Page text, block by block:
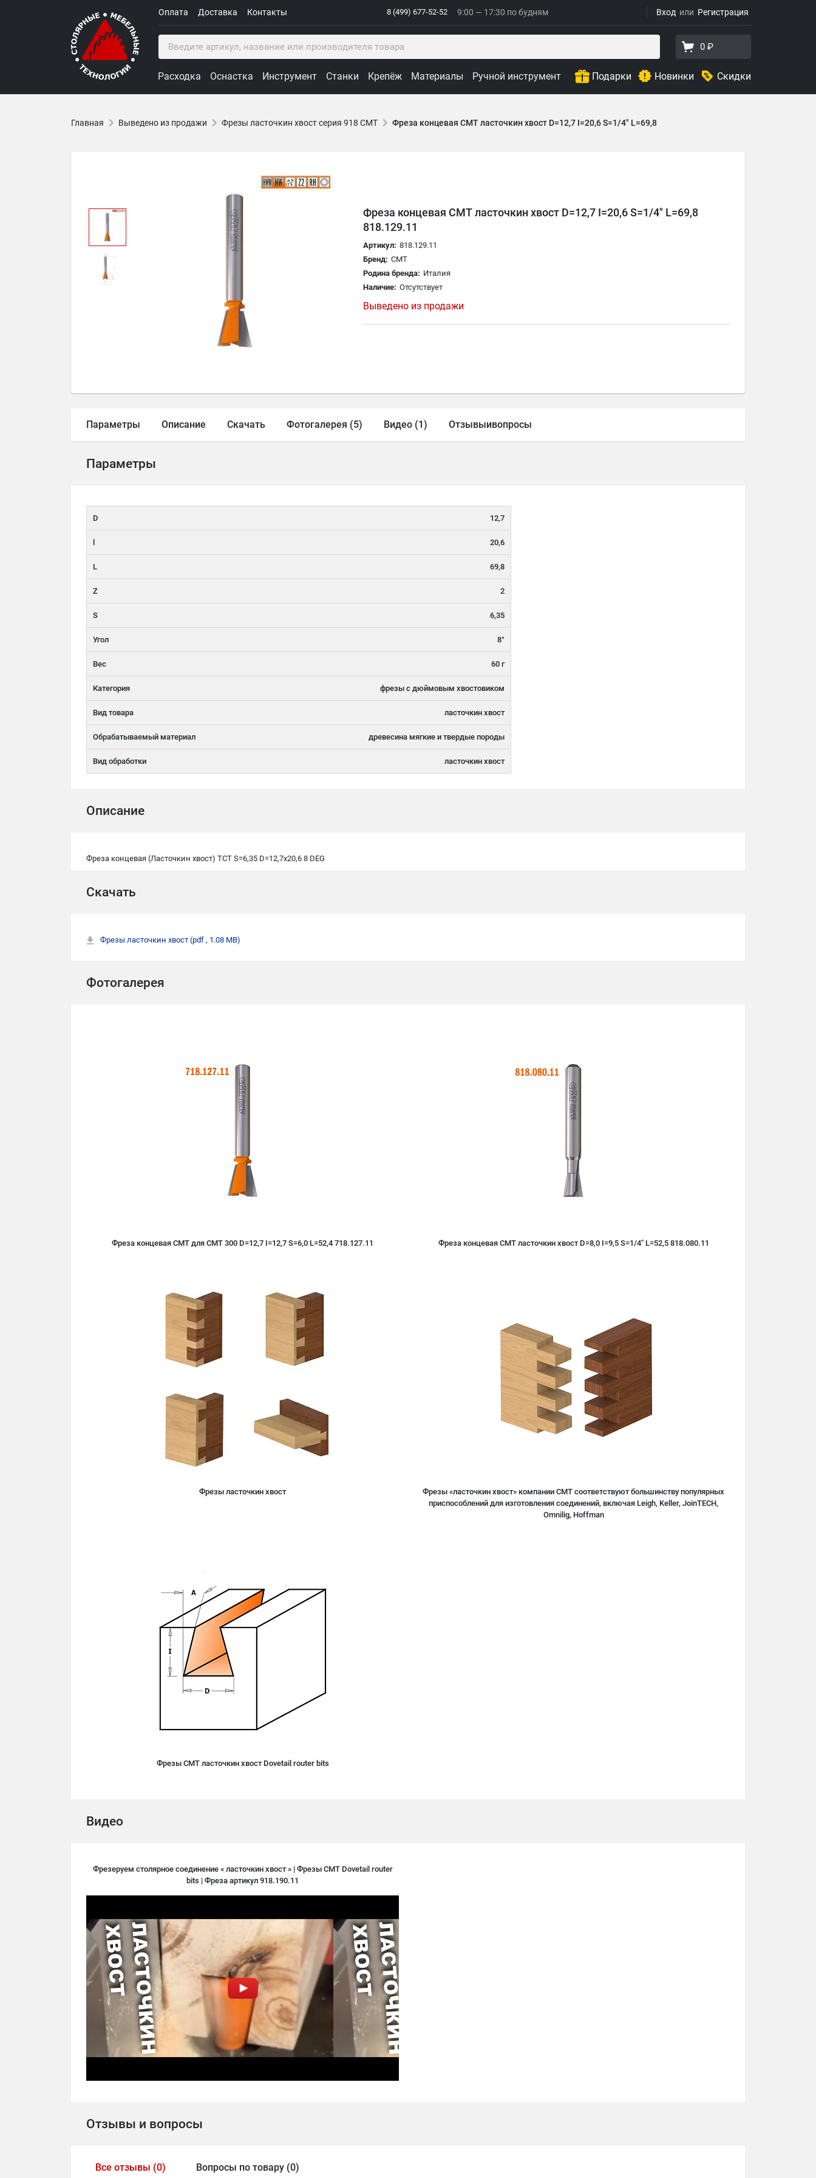
Оплата Доставка Контакты Вход Регистрация
8 (499) 677-52-52 9:00 — 17:30 по будням
0 ₽
Расходка Оснастка Инструмент Станки Крепёж Материалы Ручной инструмент Подарки Новинки Скидки
Главная Выведено из продажи Фрезы ласточкин хвост серия 918 CMT Фреза концевая CMT ласточкин хвост D=12,7 I=20,6 S=1/4" L=69,8
Фреза концевая CMT ласточкин хвост D=12,7 I=20,6 S=1/4" L=69,8
818.129.11
Артикул: 818.129.11
Бренд: CMT
Родина бренда: Италия
Наличие: Отсутствует
Выведено из продажи
Параметры Описание Скачать Фотогалерея (5) Видео (1) Отзывыивопросы
Параметры
D 12,7
20,6
L 69,8
Z 2
S 6,35
Угол 8°
Вес 60 г
Категория фрезы с дюймовым хвостовиком
Вид товара ласточкин хвост
Обрабатываемый материал древесина мягкие и твердые породы
Вид обработки ласточкин хвост
Описание
Фреза концевая (Ласточкин хвост) TCT S=6,35 D=12,7x20,6 8 DEG
Скачать
Фрезы ласточкин хвост (pdf , 1.08 MB)
Фотогалерея
Фреза концевая CMT для СМТ 300 D=12,7 I=12,7 S=6,0 L=52,4 718.127.11 Фреза концевая CMT ласточкин хвост D=8,0 I=9,5 S=1/4" L=52,5 818.080.11
Фрезы ласточкин хвост
Фрезы «ласточкин хвост» компании CMT соответствуют большинству популярных
приспособлений для изготовления соединений, включая Leigh, Keller, JoinTECH,
Omnilig, Hoffman
Фрезы CMT ласточкин хвост Dovetail router bits
Видео
Фрезеруем столярное соединение « ласточкин хвост » | Фрезы CMT Dovetail router
bits | Фреза артикул 918.190.11
Отзывы и вопросы
Все отзывы (0) Вопросы по товару (0)